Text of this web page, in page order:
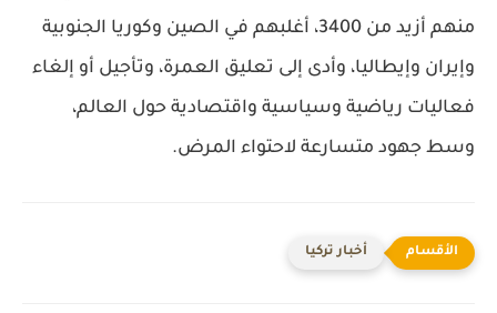
منهم أزيد من 3400، أغلبهم في الصين وكوريا الجنوبية
وإيران وإيطاليا، وأدى إلى تعليق العمرة، وتأجيل أو إلغاء
فعاليات رياضية وسياسية واقتصادية حول العالم،
وسط جهود متسارعة لاحتواء المرض.
أخبار تركيا